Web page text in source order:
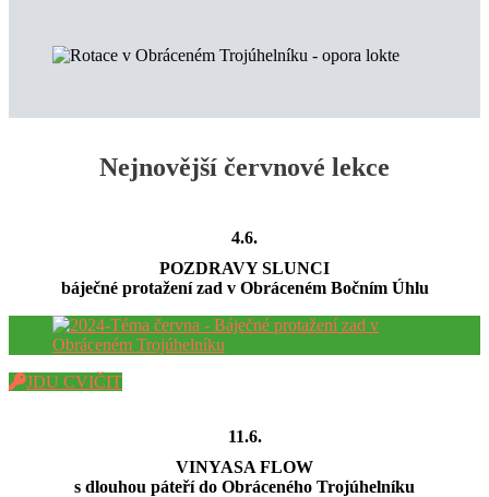
Nejnovější červnové lekce
4.6.
POZDRAVY SLUNCI
báječné protažení zad v Obráceném Bočním Úhlu
JDU CVIČIT
11.6.
VINYASA FLOW
s dlouhou páteří do Obráceného Trojúhelníku